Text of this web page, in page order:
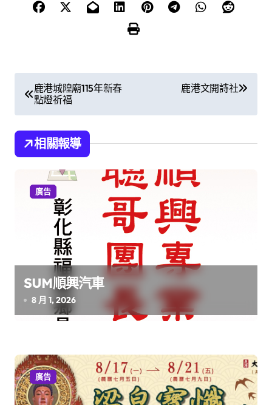
文
章
導
覽
鹿港城隍廟115年新春
點燈祈福
鹿港文開詩社
相關報導
廣告
SUM順興汽車
8 月 1, 2026
廣告